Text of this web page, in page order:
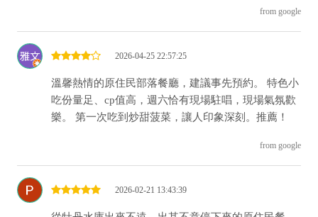
from google
2026-04-25 22:57:25
溫馨熱情的原住民部落餐廳，建議事先預約。 特色小
吃份量足、cp值高，週六恰有現場駐唱，現場氣氛歡
樂。 第一次吃到炒甜菠菜，讓人印象深刻。推薦！
from google
2026-02-21 13:43:39